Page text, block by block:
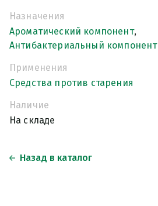
Назначения
Ароматический компонент,
Антибактериальный компонент
Применения
Средства против старения
Наличие
На складе
Назад в каталог